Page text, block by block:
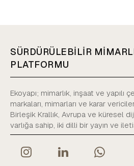
SÜRDÜRÜLEBİLİR
PLATFORMU
Ekoyapı; mimarlık, inşaat ve yapılı
markaları, mimarları ve karar
Birleşik Krallık, Avrupa ve küresel
varlığa sahip, iki dilli bir yayın ve